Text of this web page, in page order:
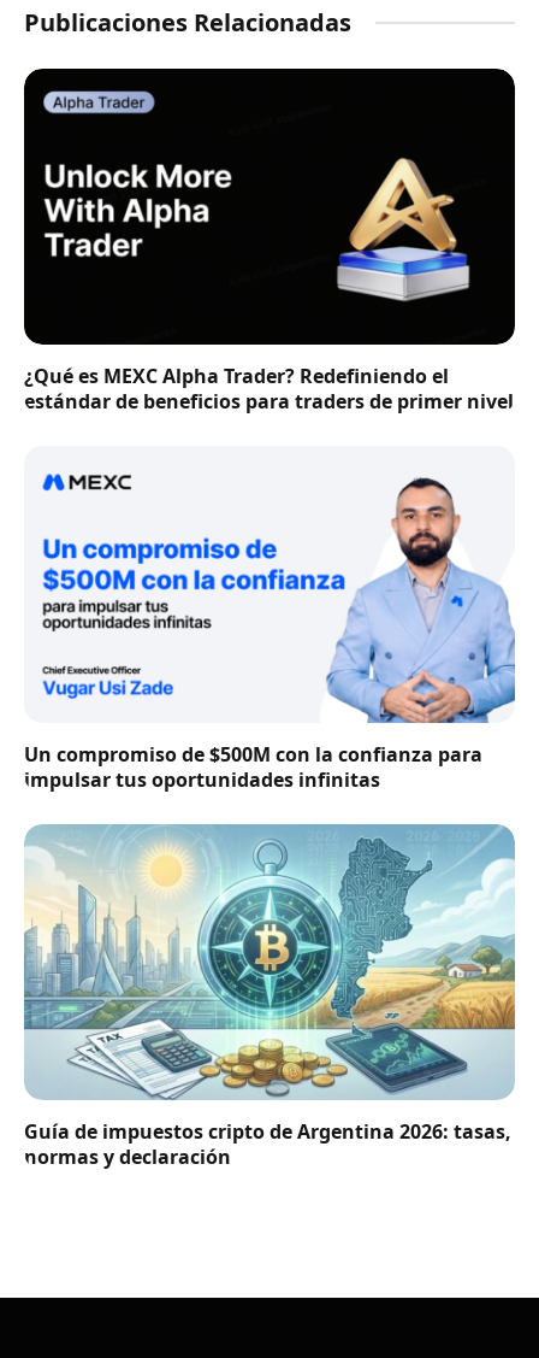
Publicaciones Relacionadas
¿Qué es MEXC Alpha Trader? Redefiniendo el
estándar de beneficios para traders de primer nivel
Un compromiso de $500M con la confianza para
impulsar tus oportunidades infinitas
Guía de impuestos cripto de Argentina 2026: tasas,
normas y declaración